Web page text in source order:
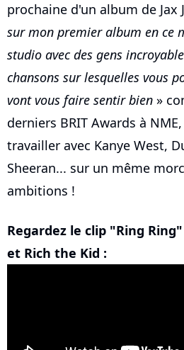
prochaine d'un album de Jax
sur mon premier album en ce
studio avec des gens
chansons sur lesquelles vous
vont vous faire sentir bien »
derniers BRIT Awards à
travailler avec Kanye West,
Sheeran... sur un même
ambitions !
Regardez le clip "Ring
et Rich the Kid :